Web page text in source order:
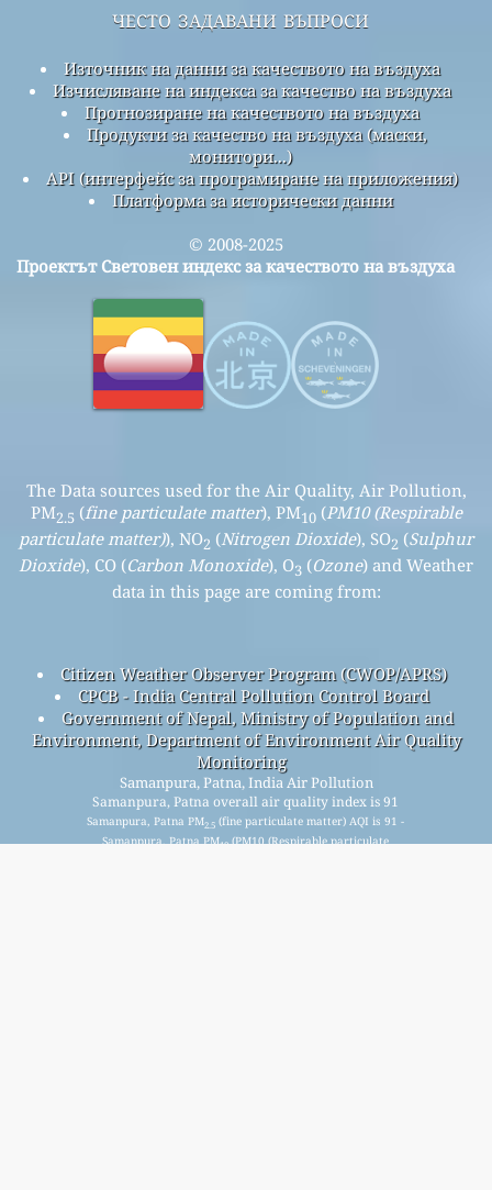
често задавани въпроси
Източник на данни за качеството на въздуха
Изчисляване на индекса за качество на въздуха
Прогнозиране на качеството на въздуха
Продукти за качество на въздуха (маски,
монитори...)
API (интерфейс за програмиране на приложения)
Платформа за исторически данни
© 2008-2025
Проектът Световен индекс за качеството на въздуха
The Data sources used for the Air Quality, Air Pollution,
PM2.5 (fine particulate matter), PM10(PM10 (Respirable
particulate matter)), NO2 (Nitrogen Dioxide), SO2 (Sulphur
Dioxide), CO (Carbon Monoxide), O3 (Ozone) and Weather
data in this page are coming from:
Citizen Weather Observer Program (CWOP/APRS)
CPCB - India Central Pollution Control Board
Government of Nepal, Ministry of Population and
Environment, Department of Environment Air Quality
Monitoring
Samanpura, Patna, India Air Pollution
Samanpura, Patna overall air quality index is 91
Samanpura, Patna PM2.5 (fine particulate matter) AQI is 91 -
Samanpura, Patna PM10(PM10 (Respirable particulate